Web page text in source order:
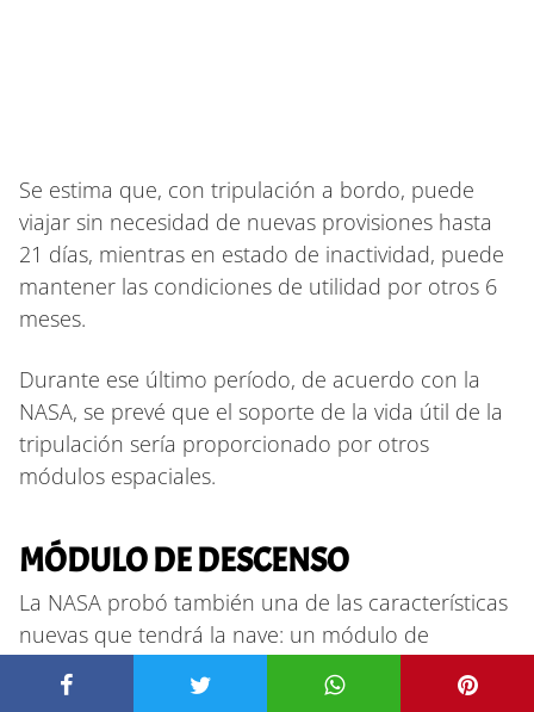
Se estima que, con tripulación a bordo, puede
viajar sin necesidad de nuevas provisiones hasta
21 días, mientras en estado de inactividad, puede
mantener las condiciones de utilidad por otros 6
meses.
Durante ese último período, de acuerdo con la
NASA, se prevé que el soporte de la vida útil de la
tripulación sería proporcionado por otros
módulos espaciales.
MÓDULO DE DESCENSO
La NASA probó también una de las características
nuevas que tendrá la nave: un módulo de
o bolsas de aire
para la recuperación de la